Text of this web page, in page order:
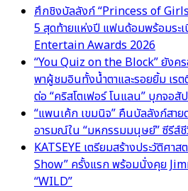
ศึกชิงบัลลังก์ “Princess of
5 สุดท้ายแห่งปี แฟนด้อมพร้อมระเ
Entertain Awards 2026
“You Quiz on the Block” ยังคร
พาผู้ชมอินทั้งน้ำตาและรอยยิ้ม เร
ต่อ “คริสโตเฟอร์ โนแลน” บุกจอสั
“แพนเค้ก เขมนิจ” คืนบัลลังก์สาย
อารมณ์ใน “มหกรรมมนุษย์” ซีรีส์
KATSEYE เตรียมสร้างประวัติศา
Show” ครั้งแรก พร้อมนั่งคุย
“WILD”